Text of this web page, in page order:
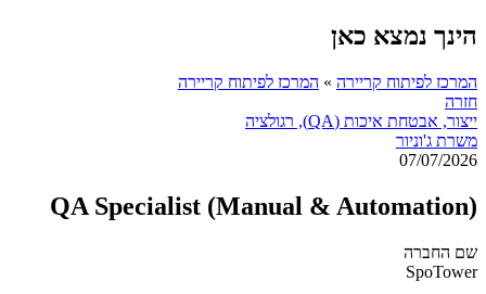
הינך נמצא כאן
המרכז לפיתוח קריירה » המרכז לפיתוח קריירה
חזרה
ייצור, אבטחת איכות (QA), רגולציה
משרת ג'וניור
07/07/2026
QA Specialist (Manual & Automation)
שם החברה
SpoTower